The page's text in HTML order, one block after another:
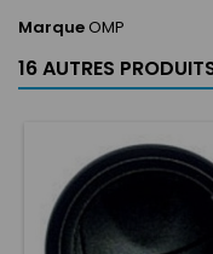
MarqueOMP
16 AUTRES